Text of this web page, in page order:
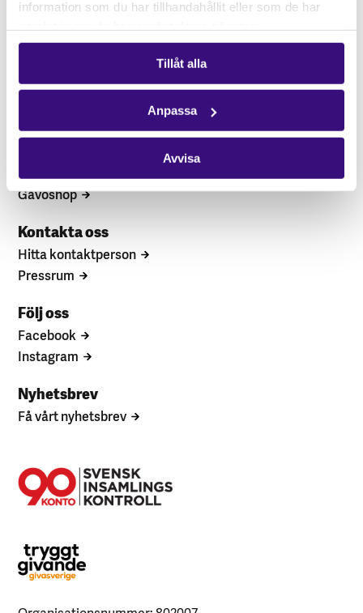
information som du har tillhandahållit eller som de har
Tillåt alla
Anpassa
Avvisa
STÖD OSS
Vårt arbete
Gåvoshop
Kontakta oss
Hitta kontaktperson
Pressrum
Följ oss
Facebook
Instagram
Nyhetsbrev
Få vårt nyhetsbrev